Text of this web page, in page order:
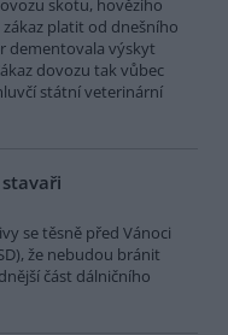
skotu, hovězího
platit od dnešního
dementovala výskyt
dovozu tak vůbec
státní veterinární
se těsně před Vánoci
že nebudou bránit
část dálničního